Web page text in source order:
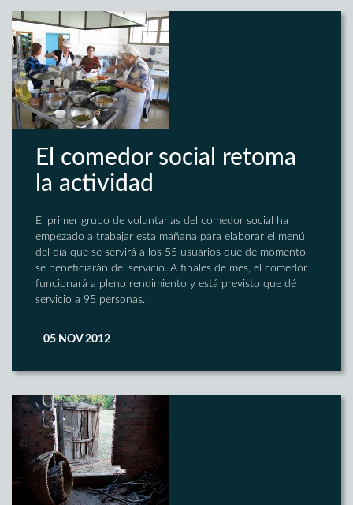
El comedor social retoma
la actividad
El primer grupo de voluntarias del comedor social ha
empezado a trabajar esta mañana para elaborar el menú
del día que se servirá a los 55 usuarios que de momento
se beneficiarán del servicio. A finales de mes, el comedor
funcionará a pleno rendimiento y está previsto que dé
servicio a 95 personas.
05 NOV 2012